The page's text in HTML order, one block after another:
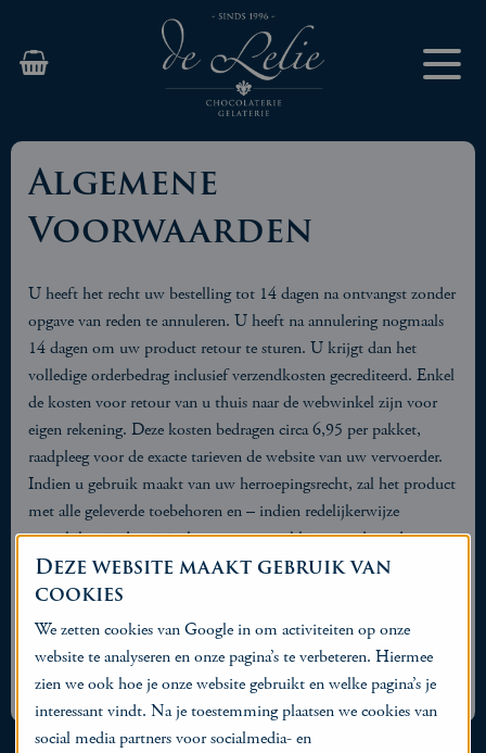
Algemene
Voorwaarden
U heeft het recht uw bestelling tot 14 dagen na ontvangst zonder
opgave van reden te annuleren. U heeft na annulering nogmaals
14 dagen om uw product retour te sturen. U krijgt dan het
volledige orderbedrag inclusief verzendkosten gecrediteerd. Enkel
de kosten voor retour van u thuis naar de webwinkel zijn voor
eigen rekening. Deze kosten bedragen circa 6,95 per pakket,
raadpleeg voor de exacte tarieven de website van uw vervoerder.
Indien u gebruik maakt van uw herroepingsrecht, zal het product
met alle geleverde toebehoren en – indien redelijkerwijze
mogelijk – in de originele staat en verpakking aan de ondernemer
geretourneerd worden. Om gebruik te maken van dit recht kunt
u contact met ons opnemen via
vervolgens het verschuldigde orderbedrag binnen 14 dagen na
aanmelding van uw retour terugstorten mits het product reeds in
goede orde retour ontvangen is.
Deze website maakt gebruik van
cookies
We zetten cookies van Google in om activiteiten op onze
website te analyseren en onze pagina’s te verbeteren. Hiermee
zien we ook hoe je onze website gebruikt en welke pagina’s je
interessant vindt. Na je toestemming plaatsen we cookies van
social media partners voor socialmedia- en